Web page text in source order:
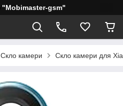
"Mobimaster-gsm"
Скло камери Скло камери для